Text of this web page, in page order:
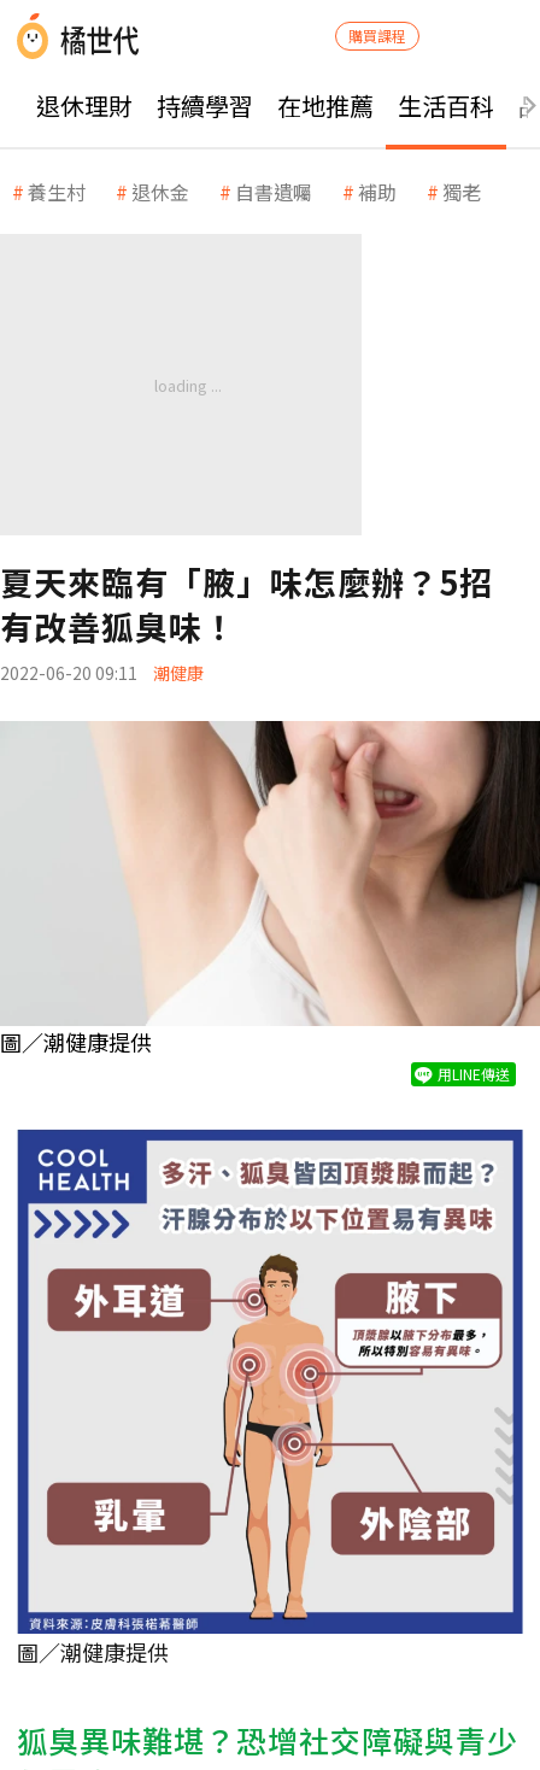
購買課程
退休理財 持續學習 在地推薦 生活百科
養生村 退休金 自書遺囑 補助 獨老
夏天來臨有「腋」味怎麼辦？5招
有改善狐臭味！
2022-06-20 09:11 潮健康
圖／潮健康提供
用LINE傳送
圖／潮健康提供
狐臭異味難堪？恐增社交障礙與青少